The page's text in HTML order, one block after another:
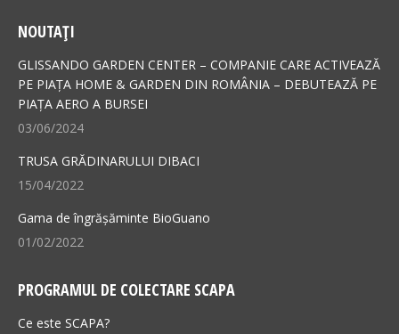
opens
in
new
window
opens
in
new
window
NOUTAȚI
GLISSANDO GARDEN CENTER – COMPANIE CARE ACTIVEAZĂ
PE PIAȚA HOME & GARDEN DIN ROMÂNIA – DEBUTEAZĂ PE
PIAȚA AERO A BURSEI
03/06/2024
TRUSA GRĂDINARULUI DIBACI
15/04/2022
Gama de îngrășăminte BioGuano
01/02/2022
PROGRAMUL DE COLECTARE SCAPA
Ce este SCAPA?